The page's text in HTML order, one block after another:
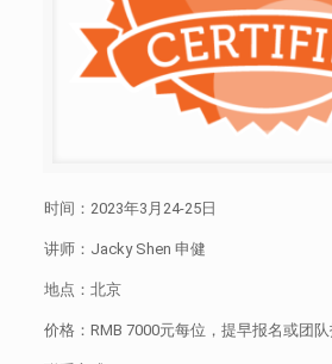
时间：2023年3月24-25日
讲师：Jacky Shen 申健
地点：北京
价格：RMB 7000元每位，提早报名或团